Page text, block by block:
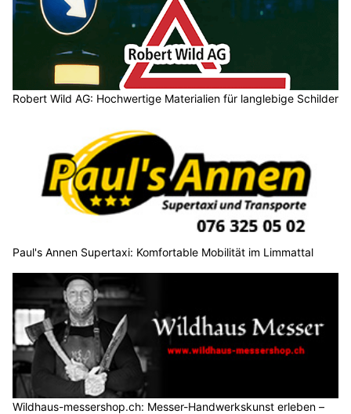
Robert Wild AG: Hochwertige Materialien für langlebige Schilder
Paul's Annen Supertaxi: Komfortable Mobilität im Limmattal
Wildhaus-messershop.ch: Messer-Handwerkskunst erleben –